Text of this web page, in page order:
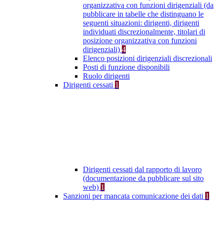
organizzativa con funzioni dirigenziali (da
pubblicare in tabelle che distinguano le
seguenti situazioni: dirigenti, dirigenti
individuati discrezionalmente, titolari di
posizione organizzativa con funzioni
dirigenziali) 4
Elenco posizioni dirigenziali discrezionali
Posti di funzione disponibili
Ruolo dirigenti
Dirigenti cessati 1
Dirigenti cessati dal rapporto di lavoro
(documentazione da pubblicare sul sito
web) 1
Sanzioni per mancata comunicazione dei dati 1